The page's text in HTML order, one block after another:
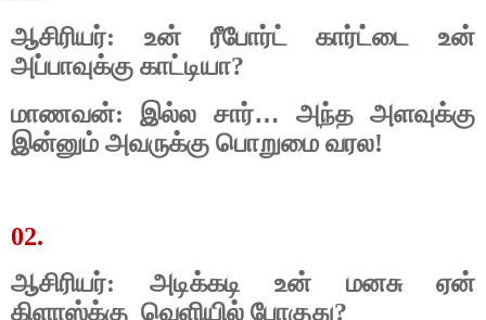
ஆசிரியர்: உன் ரீபோர்ட் கார்ட்டை உன்
அப்பாவுக்கு காட்டியா?
மாணவன்: இல்ல சார்… அந்த அளவுக்கு
இன்னும் அவருக்கு பொறுமை வரல!
02.
ஆசிரியர்: அடிக்கடி உன் மனசு ஏன்
கிளாஸ்க்கு வெளியில் போகுது?